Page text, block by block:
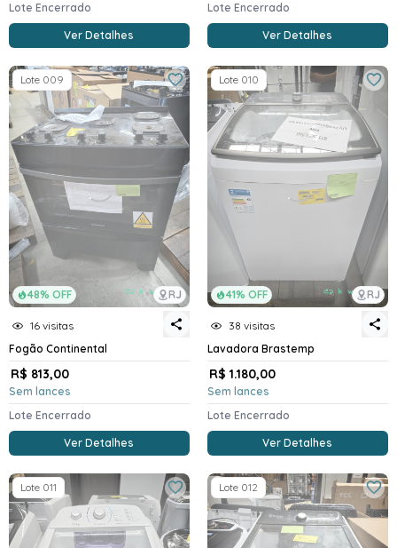
Lote Encerrado
Ver Detalhes
Lote Encerrado
Ver Detalhes
48% OFF RJ
Lote 009
16 visitas
Fogão Continental
R$ 813,00
Sem lances
Lote Encerrado
Ver Detalhes
41% OFF RJ
Lote 010
38 visitas
Lavadora Brastemp
R$ 1.180,00
Sem lances
Lote Encerrado
Ver Detalhes
Lote 011 Lote 012